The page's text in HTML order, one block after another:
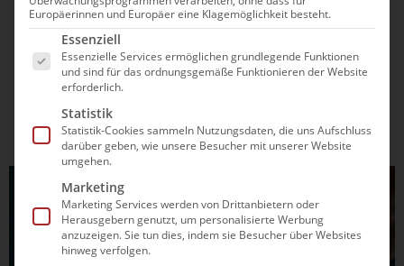
Das Team des Deutschen Schwimm-Verbandes e.V. (DSV)
konnte sich bei den Europameisterschaften in Budapest
(HUN) am Mittwoch mit Kathrin Demler und Julia Mrozinski
freuen. Die Essenerin Demler zog in 2:09,59 Minuten als
Siebte des Halbfinales über 200m Schmetterling in den...
Europäerinnen und Europäer eine Klagemöglichkeit besteht.
Es folgt eine Liste der Service-Gruppen, für die
Essenziell
Essenzielle Services ermöglichen grundlegende Funktionen
und sind für das ordnungsgemäße Funktionieren der Website
erforderlich.
Statistik
Statistik-Cookies sammeln Nutzungsdaten, die uns Aufschluss
darüber geben, wie unsere Besucher mit unserer Website
umgehen.
Marketing
Marketing Services werden von Drittanbietern oder
Herausgebern genutzt, um personalisierte Werbung
anzuzeigen. Sie tun dies, indem sie Besucher über Websites
hinweg verfolgen.